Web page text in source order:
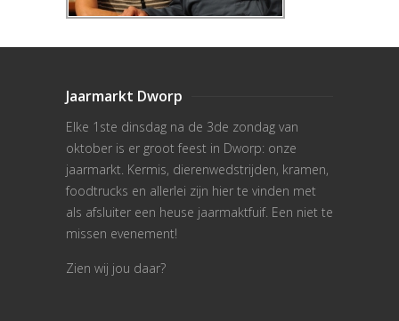
Jaarmarkt Dworp
Elke 1ste dinsdag na de 3de zondag van
oktober is er groot feest in Dworp: onze
jaarmarkt. Kermis, dierenwedstrijden, kramen,
foodtrucks en allerlei zijn hier te vinden met
als afsluiter een heuse jaarmaktfuif. Een niet te
missen evenement!
Zien wij jou daar?